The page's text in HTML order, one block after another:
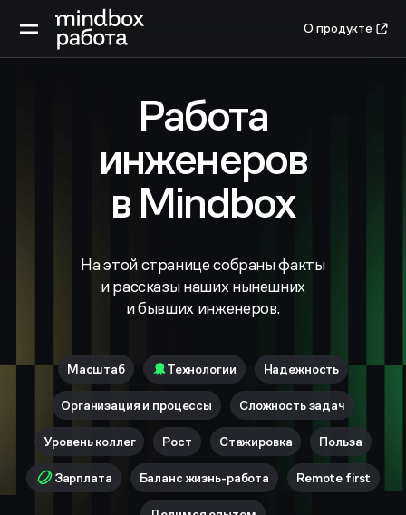
О продукте
Работа
инженеров
в Mindbox
На этой странице собраны факты
и рассказы наших нынешних
и бывших инженеров.
Масштаб Технологии Надежность
Организация и процессы Сложность задач
Уровень коллег Рост Стажировка Польза
Зарплата Баланс жизнь-работа Remote first